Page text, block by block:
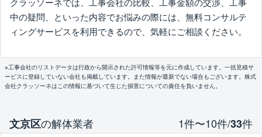
中の疑問、といった内容でお悩みの際には、無料コンサルテ
ィングサービスを利用できるので、気軽にご相談ください。
※工事会社のリストデータは行政から開示された許可情報等を元に作成しています。一括見積サ
ービスに登録していない会社も掲載しています。また情報が最新でない場合もございます。株式
会社クラッソーネはこの情報に基づいて生じた損害についての責任を負いません。
文京区の解体業者 1件〜10件/33件